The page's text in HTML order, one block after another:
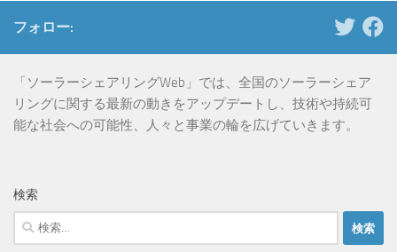
フォロー:
「ソーラーシェアリングWeb」では、全国のソーラーシェア
リングに関する最新の動きをアップデートし、技術や持続可
能な社会への可能性、人々と事業の輪を広げていきます。
検索
検
索: